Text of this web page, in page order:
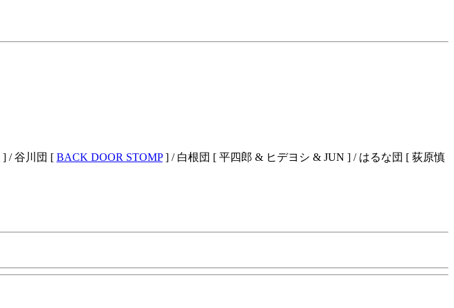
] / 谷川団 [ BACK DOOR STOMP] / 白根団 [ 平四郎 & ヒデヨシ & JUN ] / はるな団 [ 荻原慎